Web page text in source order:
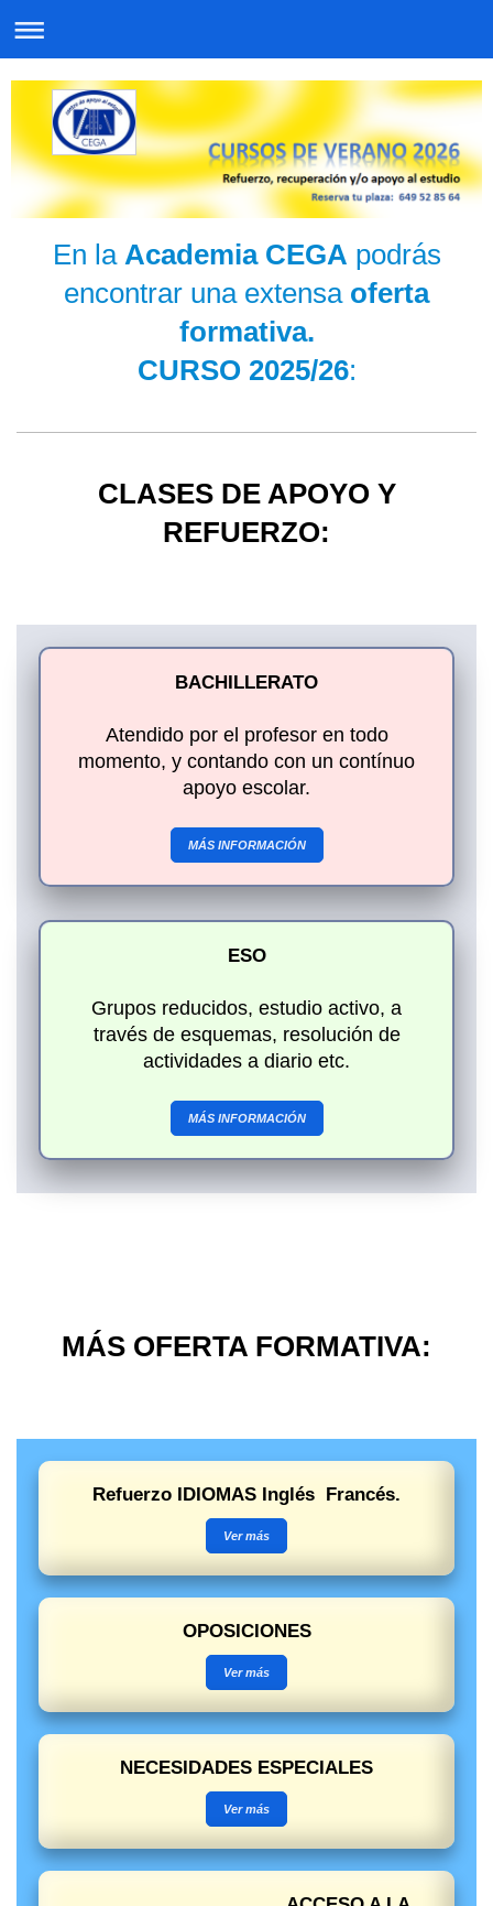
En la Academia CEGA podrás
encontrar una extensa oferta
formativa.
CURSO 2025/26:
CLASES DE APOYO Y
REFUERZO:
BACHILLERATO
Atendido por el profesor en todo
momento, y contando con un contínuo
apoyo escolar.
MÁS INFORMACIÓN
ESO
Grupos reducidos, estudio activo, a
través de esquemas, resolución de
actividades a diario etc.
MÁS INFORMACIÓN
MÁS OFERTA FORMATIVA:
Refuerzo IDIOMAS Inglés Francés.
Ver más
OPOSICIONES
Ver más
NECESIDADES ESPECIALES
Ver más